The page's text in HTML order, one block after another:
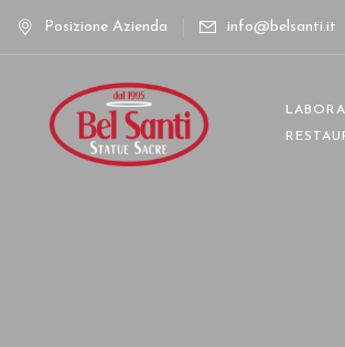
Posizione Azienda info@belsanti.it